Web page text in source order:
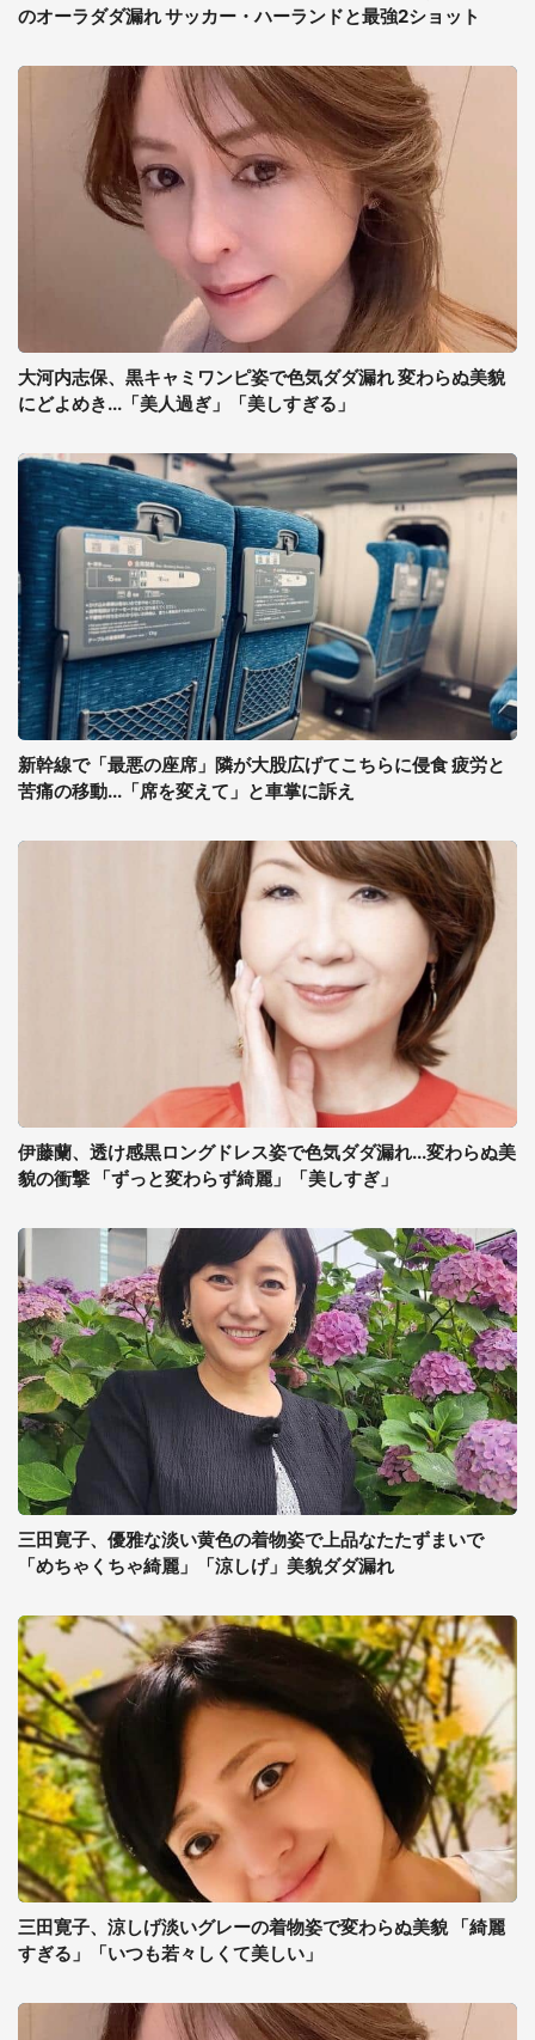
のオーラダダ漏れ サッカー・ハーランドと最強2ショット
大河内志保、黒キャミワンピ姿で色気ダダ漏れ 変わらぬ美貌
にどよめき...「美人過ぎ」「美しすぎる」
新幹線で「最悪の座席」隣が大股広げてこちらに侵食 疲労と
苦痛の移動...「席を変えて」と車掌に訴え
伊藤蘭、透け感黒ロングドレス姿で色気ダダ漏れ...変わらぬ美
貌の衝撃 「ずっと変わらず綺麗」「美しすぎ」
三田寛子、優雅な淡い黄色の着物姿で上品なたたずまいで
「めちゃくちゃ綺麗」「涼しげ」美貌ダダ漏れ
三田寛子、涼しげ淡いグレーの着物姿で変わらぬ美貌 「綺麗
すぎる」「いつも若々しくて美しい」